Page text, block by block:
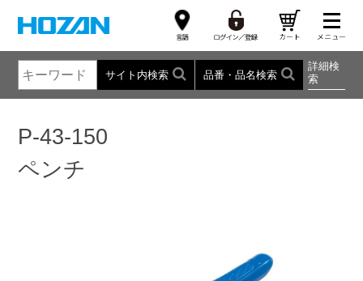
サイト内検索 品番・品名検索
詳細検
索
P-43-150
ペンチ